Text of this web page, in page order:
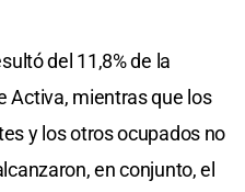
del 11,8% de la
Activa, mientras que los
y los otros ocupados no
en conjunto, el